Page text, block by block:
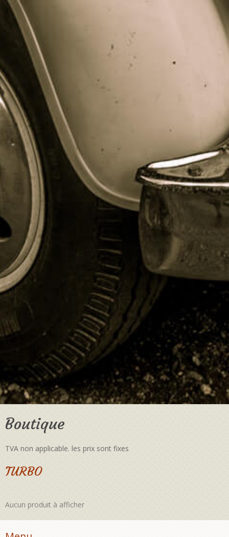
Boutique
TVA non applicable. les prix sont fixes
TURBO
Aucun produit à afficher